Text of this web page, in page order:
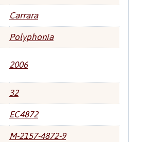
Carrara
Polyphonia
2006
32
EC4872
M-2157-4872-9